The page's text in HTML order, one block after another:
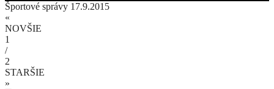
Športové správy 17.9.2015
«
NOVŠIE
1
/
2
STARŠIE
»